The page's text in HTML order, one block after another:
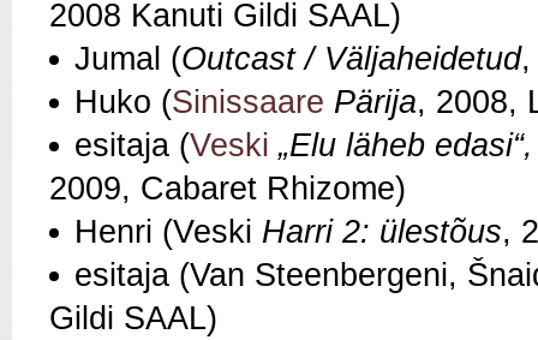
2008 Kanuti Gildi SAAL)
Jumal (Outcast / Väljaheidetud,
Huko (Sinissaare Pärija, 2008,
esitaja (Veski „Elu läheb
2009, Cabaret Rhizome)
Henri (Veski Harri 2: ülestõus,
esitaja (Van Steenbergeni,
Gildi SAAL)